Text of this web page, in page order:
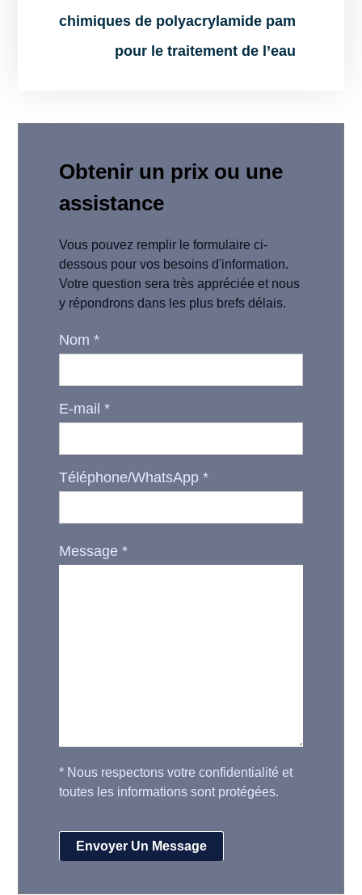
chimiques de polyacrylamide pam
pour le traitement de l’eau
Obtenir un prix ou une
assistance
Vous pouvez remplir le formulaire ci-
dessous pour vos besoins d'information.
Votre question sera très appréciée et nous
y répondrons dans les plus brefs délais.
Nom*
E-mail*
Téléphone/WhatsApp*
Message*
* Nous respectons votre confidentialité et
toutes les informations sont protégées.